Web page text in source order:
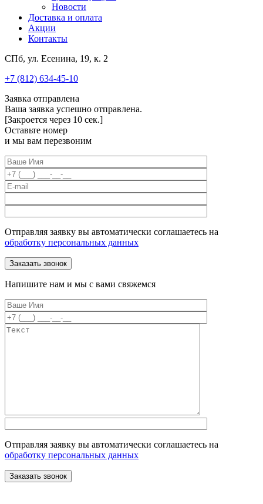
Новости
Доставка и оплата
Акции
Контакты
СПб, ул. Есенина, 19, к. 2
+7 (812) 634-45-10
Заявка отправлена
Ваша заявка успешно отправлена.
[Закроется через 10 сек.]
Оставьте номер
и мы вам перезвоним
Отправляя заявку вы автоматически соглашаетесь на
обработку персональных данных
Напишите нам и мы с вами свяжемся
Отправляя заявку вы автоматически соглашаетесь на
обработку персональных данных